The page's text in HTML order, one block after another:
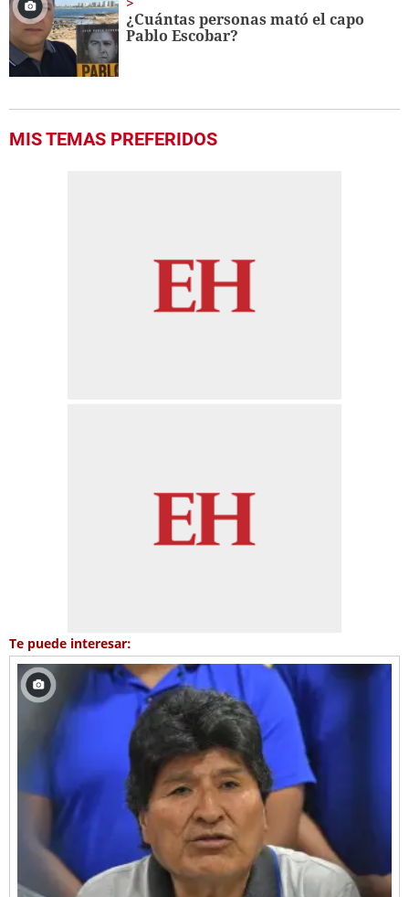
¿Cuántas personas mató el capo
Pablo Escobar?
MIS TEMAS PREFERIDOS
Te puede interesar: